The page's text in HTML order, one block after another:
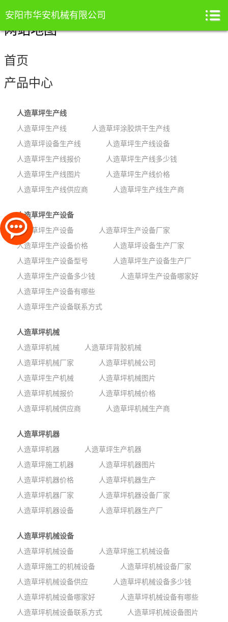
安阳市华安机械有限公司
网站地图
首页
产品中心
人造草坪生产线
人造草坪生产线
人造草坪涂胶烘干生产线
人造草坪设备生产线
人造草坪生产线设备
人造草坪生产线报价
人造草坪生产线多少钱
人造草坪生产线图片
人造草坪生产线价格
人造草坪生产线供应商
人造草坪生产线生产商
人造草坪生产设备
人造草坪生产设备
人造草坪生产设备厂家
人造草坪生产设备价格
人造草坪设备生产厂家
人造草坪生产设备型号
人造草坪生产设备生产厂
人造草坪生产设备多少钱
人造草坪生产设备哪家好
人造草坪生产设备有哪些
人造草坪生产设备联系方式
人造草坪机械
人造草坪机械
人造草坪背胶机械
人造草坪机械厂家
人造草坪机械公司
人造草坪生产机械
人造草坪机械图片
人造草坪机械报价
人造草坪机械价格
人造草坪机械供应商
人造草坪机械生产商
人造草坪机器
人造草坪机器
人造草坪生产机器
人造草坪施工机器
人造草坪机器图片
人造草坪机器价格
人造草坪机器生产
人造草坪机器厂家
人造草坪机器设备厂家
人造草坪机器设备
人造草坪机器生产厂
人造草坪机械设备
人造草坪机械设备
人造草坪施工机械设备
人造草坪施工的机械设备
人造草坪机械设备厂家
人造草坪机械设备供应
人造草坪机械设备多少钱
人造草坪机械设备哪家好
人造草坪机械设备有哪些
人造草坪机械设备联系方式
人造草坪机械设备图片